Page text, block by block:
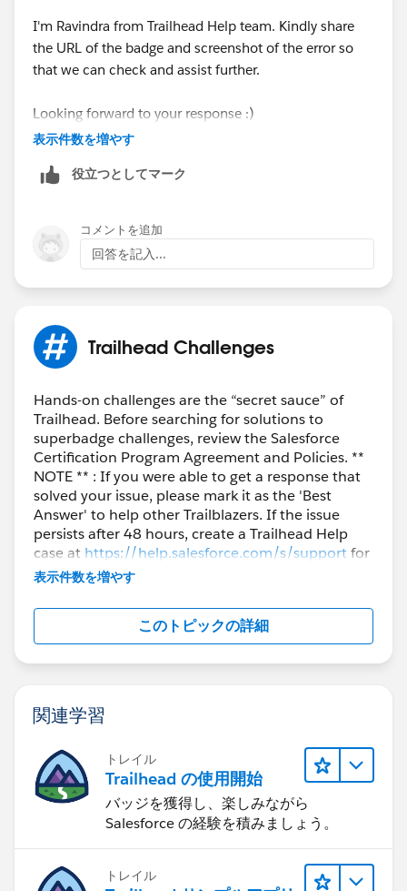
I'm Ravindra from Trailhead Help team. Kindly share
the URL of the badge and screenshot of the error so
that we can check and assist further.
Looking forward to your response :)
Ravindra
表示件数を増やす
役立つとしてマーク
コメントを追加
回答を記入...
Trailhead Challenges
Hands-on challenges are the “secret sauce” of
Trailhead. Before searching for solutions to
superbadge challenges, review the Salesforce
Certification Program Agreement and Policies. **
NOTE ** : If you were able to get a response that
solved your issue, please mark it as the 'Best
Answer' to help other Trailblazers. If the issue
persists after 48 hours, create a Trailhead Help
case at https://help.salesforce.com/s/supportfor
further assistance.
表示件数を増やす
このトピックの詳細
関連学習
トレイル
Trailhead の使用開始
バッジを獲得し、楽しみながら
Salesforce の経験を積みましょう。
トレイル